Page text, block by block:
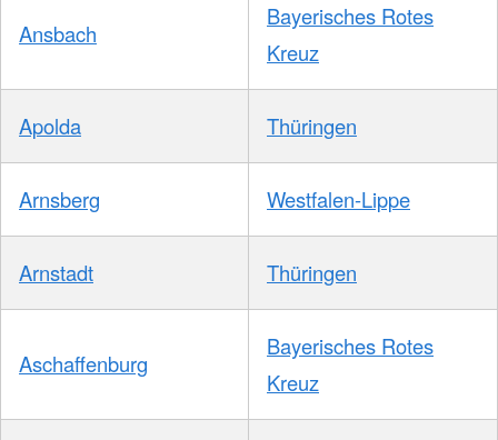
Ansbach
Bayerisches Rotes
Kreuz
Apolda Thüringen
Arnsberg Westfalen-Lippe
Arnstadt Thüringen
Aschaffenburg
Bayerisches Rotes
Kreuz